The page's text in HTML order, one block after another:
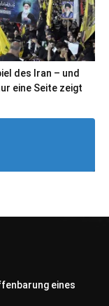
des Iran – und
eine Seite zeigt
eines